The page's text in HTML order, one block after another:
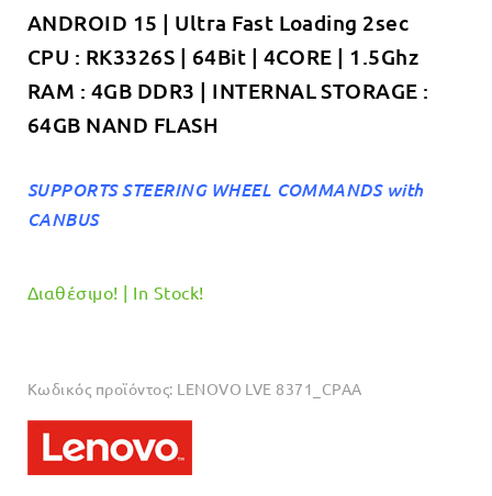
€329.00.
ANDROID 15 | Ultra Fast Loading 2sec
CPU : RK3326S | 64Bit | 4CORE | 1.5Ghz
RAM : 4GB DDR3 | INTERNAL STORAGE :
64GB NAND FLASH
SUPPORTS STEERING WHEEL COMMANDS with
CANBUS
Διαθέσιμο! | In Stock!
Κωδικός προϊόντος: LENOVO LVE 8371_CPAA